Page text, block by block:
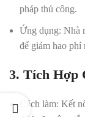
pháp thủ công.
Ứng dụng: Nhà
để giảm hao phí
3. Tích Hợp
Cách làm: Kết